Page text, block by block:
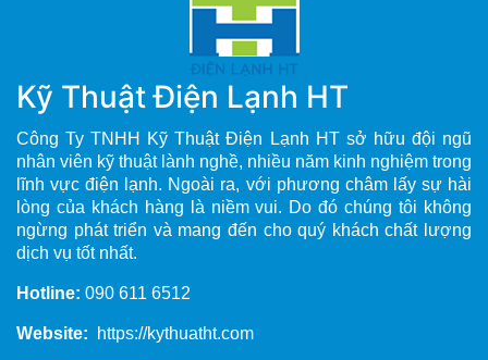
Kỹ Thuật Điện Lạnh HT
Công Ty TNHH Kỹ Thuật Điện Lạnh HT sở hữu đội ngũ
nhân viên kỹ thuật lành nghề, nhiều năm kinh nghiệm trong
lĩnh vực điện lạnh. Ngoài ra, với phương châm lấy sự hài
lòng của khách hàng là niềm vui. Do đó chúng tôi không
ngừng phát triển và mang đến cho quý khách chất lượng
dịch vụ tốt nhất.
Hotline: 090 611 6512
Website: https://kythuatht.com